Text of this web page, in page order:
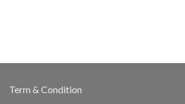
Term & Condition